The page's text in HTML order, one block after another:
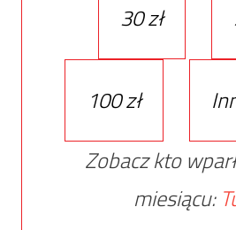
30 zł
100 zł
Zobacz kto
miesiącu: